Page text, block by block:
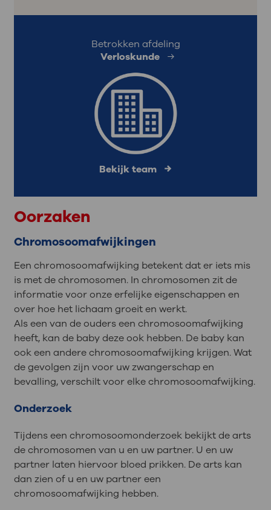
Betrokken afdeling
Verloskunde
Bekijk team
Oorzaken
Chromosoomafwijkingen
Een chromosoomafwijking betekent dat er iets mis
is met de chromosomen. In chromosomen zit de
informatie voor onze erfelijke eigenschappen en
over hoe het lichaam groeit en werkt.
Als een van de ouders een chromosoomafwijking
heeft, kan de baby deze ook hebben. De baby kan
ook een andere chromosoomafwijking krijgen. Wat
de gevolgen zijn voor uw zwangerschap en
bevalling, verschilt voor elke chromosoomafwijking.
Onderzoek
Tijdens een chromosoomonderzoek bekijkt de arts
de chromosomen van u en uw partner. U en uw
partner laten hiervoor bloed prikken. De arts kan
dan zien of u en uw partner een
chromosoomafwijking hebben.